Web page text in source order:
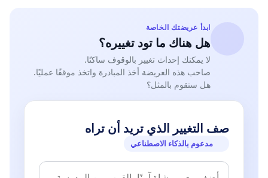
ابدأ عريضتك الخاصة
هل هناك ما تود تغييره؟
لا يمكنك إحداث تغيير بالوقوف ساكنًا.
صاحب هذه العريضة أخذ المبادرة واتخذ موقفًا عمليًا.
هل ستقوم بالمثل؟
صف التغيير الذي تريد أن تراه
مدعوم بالذكاء الاصطناعي